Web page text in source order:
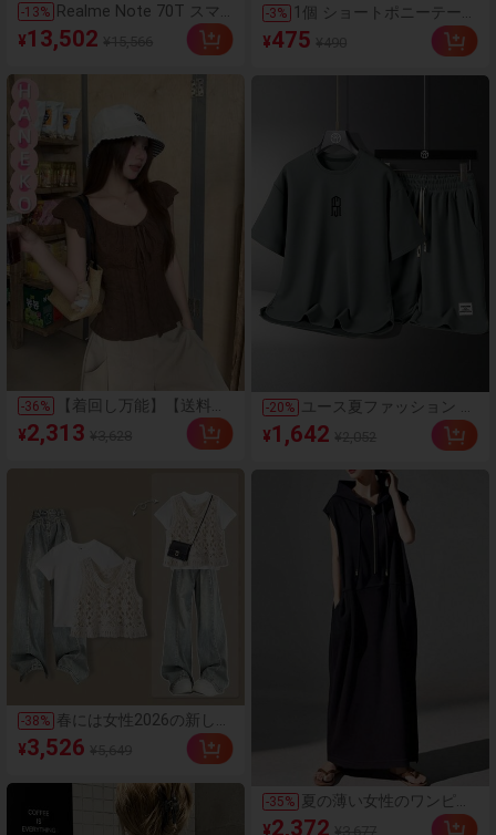
-13% Realme Note 70T スマ
ートフォン
4GB+64GB/4GB+128GB/4GB+256GB
Android 15 アンロック携
帯電話、6000mAh大容量
バッテリー、50MP AIカ
メラ、90Hzスクリーン
モバイルフォン プラスラ
イト、15W急速充電、8
コアチップセット、アダ
プターなし、ベトナム
SIMロック
¥13,502
-36%
【着回し万能】【送料無
料】Y2Kギャル風女性用
パフスリーブ レース ト
夏 春服 トップス レディ
ース ガーリー
¥2,313
-38% 春には女性2026の新しい
韓国系ゆったりしたコー
トを着て、痩せたジーン
¥3,526
-3% 1個 ショートポニーテール
お団子ウィッグ ブロンド
ミックス 合成繊維製 ヘア
¥475
-20%
ユース夏ファッション プ
リント 通気性のよい 無
地クルーネック 半袖Tシ
¥1,642
-35% 夏の薄い女性のワンピー
ス長いワンピース袖なし
¥2,372